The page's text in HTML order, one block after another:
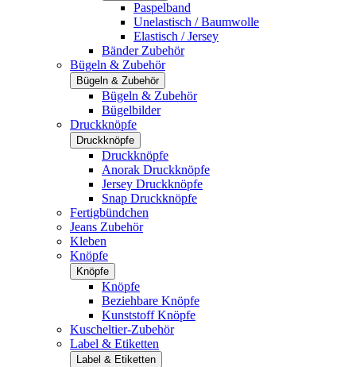
Paspelband
Unelastisch / Baumwolle
Elastisch / Jersey
Bänder Zubehör
Bügeln & Zubehör
Bügeln & Zubehör
Bügeln & Zubehör
Bügelbilder
Druckknöpfe
Druckknöpfe
Druckknöpfe
Anorak Druckknöpfe
Jersey Druckknöpfe
Snap Druckknöpfe
Fertigbündchen
Jeans Zubehör
Kleben
Knöpfe
Knöpfe
Knöpfe
Beziehbare Knöpfe
Kunststoff Knöpfe
Kuscheltier-Zubehör
Label & Etiketten
Label & Etiketten